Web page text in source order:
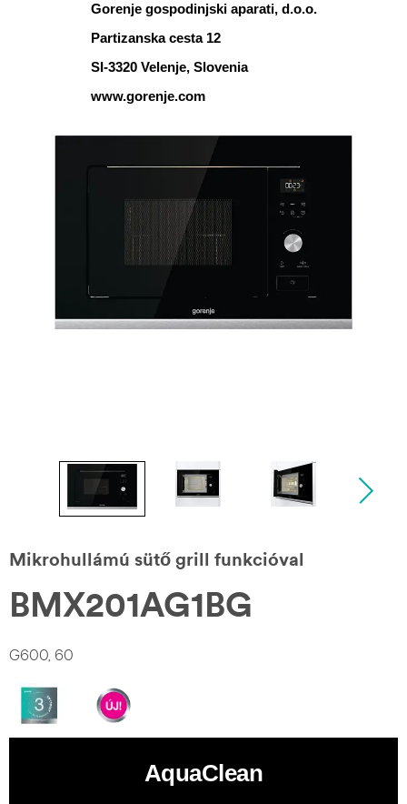
Gorenje gospodinjski aparati, d.o.o.
Partizanska cesta 12
SI-3320 Velenje, Slovenia
www.gorenje.com
Mikrohullámú sütő grill funkcióval
BMX201AG1BG
G600, 60
AquaClean